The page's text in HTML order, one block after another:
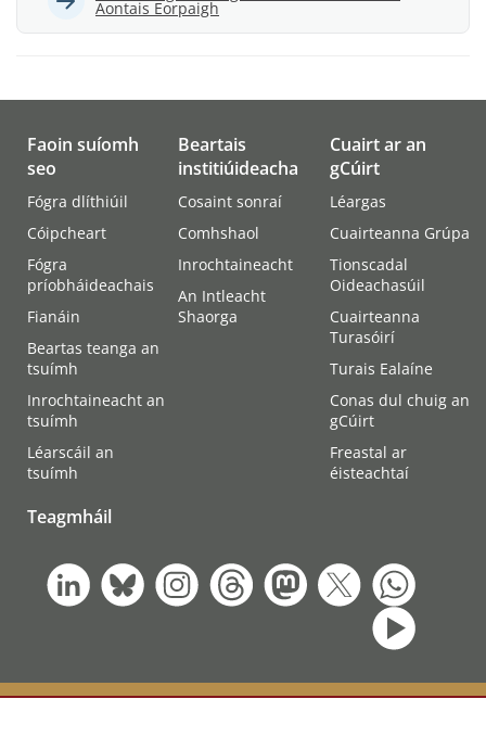
Aontais Eorpaigh
Faoin suíomh
seo
Fógra dlíthiúil
Cóipcheart
Fógra
príobháideachais
Fianáin
Beartas teanga an
tsuímh
Inrochtaineacht an
tsuímh
Léarscáil an
tsuímh
Beartais
institiúideacha
Cosaint sonraí
Comhshaol
Inrochtaineacht
An Intleacht
Shaorga
Cuairt ar an
gCúirt
Léargas
Cuairteanna Grúpa
Tionscadal
Oideachasúil
Cuairteanna
Turasóirí
Turais Ealaíne
Conas dul chuig an
gCúirt
Freastal ar
éisteachtaí
Teagmháil